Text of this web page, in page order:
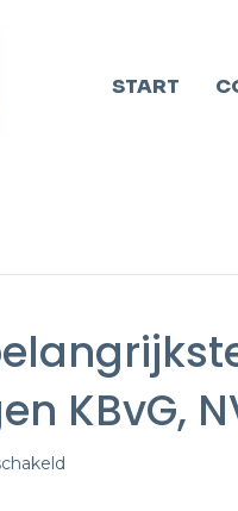
START
KBvG,